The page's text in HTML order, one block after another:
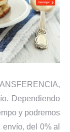
Dependiendo
y podremos
del 0% al